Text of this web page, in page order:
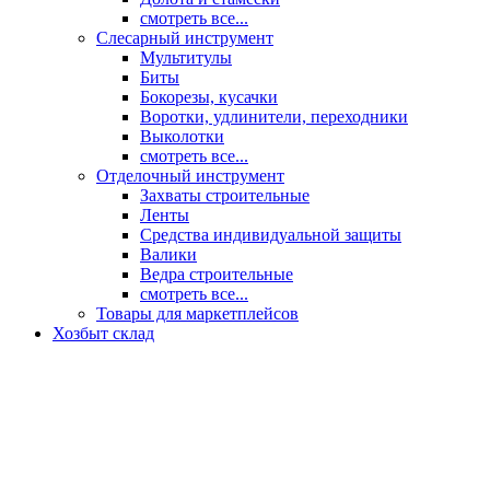
смотреть все...
Слесарный инструмент
Мультитулы
Биты
Бокорезы, кусачки
Воротки, удлинители, переходники
Выколотки
смотреть все...
Отделочный инструмент
Захваты строительные
Ленты
Средства индивидуальной защиты
Валики
Ведра строительные
смотреть все...
Товары для маркетплейсов
Хозбыт склад